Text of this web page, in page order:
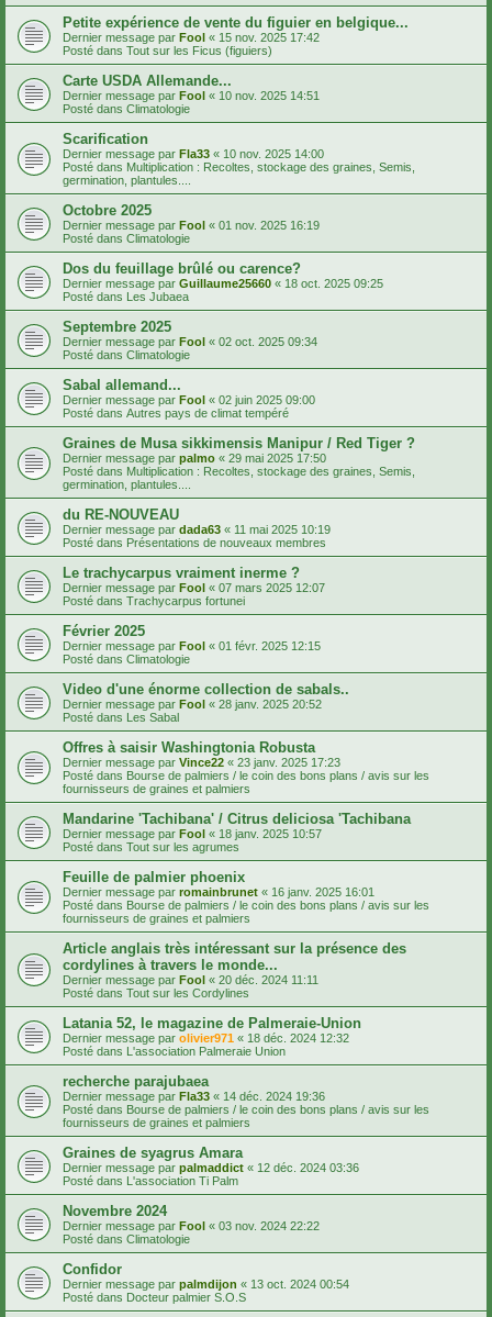
Petite expérience de vente du figuier en belgique...
Dernier message par Fool « 15 nov. 2025 17:42
Posté dans Tout sur les Ficus (figuiers)
Carte USDA Allemande...
Dernier message par Fool « 10 nov. 2025 14:51
Posté dans Climatologie
Scarification
Dernier message par Fla33 « 10 nov. 2025 14:00
Posté dans Multiplication : Recoltes, stockage des graines, Semis,
germination, plantules....
Octobre 2025
Dernier message par Fool « 01 nov. 2025 16:19
Posté dans Climatologie
Dos du feuillage brûlé ou carence?
Dernier message par Guillaume25660 « 18 oct. 2025 09:25
Posté dans Les Jubaea
Septembre 2025
Dernier message par Fool « 02 oct. 2025 09:34
Posté dans Climatologie
Sabal allemand...
Dernier message par Fool « 02 juin 2025 09:00
Posté dans Autres pays de climat tempéré
Graines de Musa sikkimensis Manipur / Red Tiger ?
Dernier message par palmo « 29 mai 2025 17:50
Posté dans Multiplication : Recoltes, stockage des graines, Semis,
germination, plantules....
du RE-NOUVEAU
Dernier message par dada63 « 11 mai 2025 10:19
Posté dans Présentations de nouveaux membres
Le trachycarpus vraiment inerme ?
Dernier message par Fool « 07 mars 2025 12:07
Posté dans Trachycarpus fortunei
Février 2025
Dernier message par Fool « 01 févr. 2025 12:15
Posté dans Climatologie
Video d'une énorme collection de sabals..
Dernier message par Fool « 28 janv. 2025 20:52
Posté dans Les Sabal
Offres à saisir Washingtonia Robusta
Dernier message par Vince22 « 23 janv. 2025 17:23
Posté dans Bourse de palmiers / le coin des bons plans / avis sur les
fournisseurs de graines et palmiers
Mandarine 'Tachibana' / Citrus deliciosa 'Tachibana
Dernier message par Fool « 18 janv. 2025 10:57
Posté dans Tout sur les agrumes
Feuille de palmier phoenix
Dernier message par romainbrunet « 16 janv. 2025 16:01
Posté dans Bourse de palmiers / le coin des bons plans / avis sur les
fournisseurs de graines et palmiers
Article anglais très intéressant sur la présence des
cordylines à travers le monde...
Dernier message par Fool « 20 déc. 2024 11:11
Posté dans Tout sur les Cordylines
Latania 52, le magazine de Palmeraie-Union
Dernier message par olivier971 « 18 déc. 2024 12:32
Posté dans L'association Palmeraie Union
recherche parajubaea
Dernier message par Fla33 « 14 déc. 2024 19:36
Posté dans Bourse de palmiers / le coin des bons plans / avis sur les
fournisseurs de graines et palmiers
Graines de syagrus Amara
Dernier message par palmaddict « 12 déc. 2024 03:36
Posté dans L'association Ti Palm
Novembre 2024
Dernier message par Fool « 03 nov. 2024 22:22
Posté dans Climatologie
Confidor
Dernier message par palmdijon « 13 oct. 2024 00:54
Posté dans Docteur palmier S.O.S